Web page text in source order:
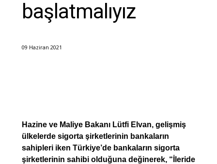
başlatmalıyız
09 Haziran 2021
Hazine ve Maliye Bakanı Lütfi Elvan, gelişmiş
ülkelerde sigorta şirketlerinin bankaların
sahipleri iken Türkiye’de bankaların sigorta
şirketlerinin sahibi olduğuna değinerek, “İleride